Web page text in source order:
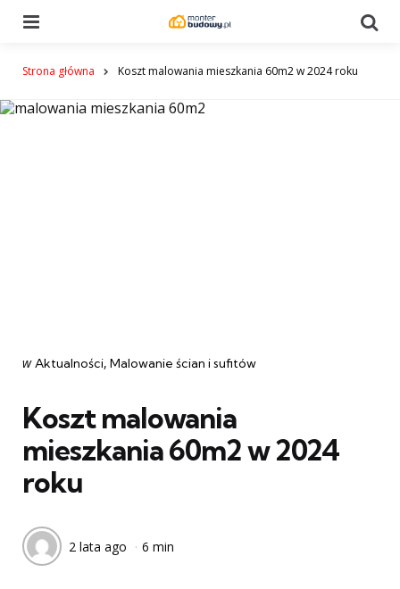
Strona główna Koszt malowania mieszkania 60m2 w 2024 roku
Categories
post
w Aktualności Malowanie ścian i sufitów
Koszt malowania
mieszkania 60m2 w 2024
roku
2 lata ago 6 min